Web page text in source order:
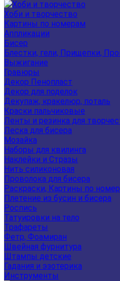
Хоби и творчество
Картины по номерам
Аппликации
Бисер
Блестки, гели, Прищепки,
Выжигание
Гравюры
Декор Пенопласт
Декор для поделок
Декупаж, кракелюр, поталь
Краски пальчиковые
Ленты и резинка для
Леска для бисера
Мозайка
Наборы для квилинга
Наклейки и Стразы
Нить силиконовая
Проволока для бисера
Раскраски, Картины по
Плетение из бусин и бисера
Роспись
Татуировки на тело
Трафареты
Фетр, Фоамиран
Швейная фурнитура
Штампы детские
Гадания и эзотерика
Инструменты